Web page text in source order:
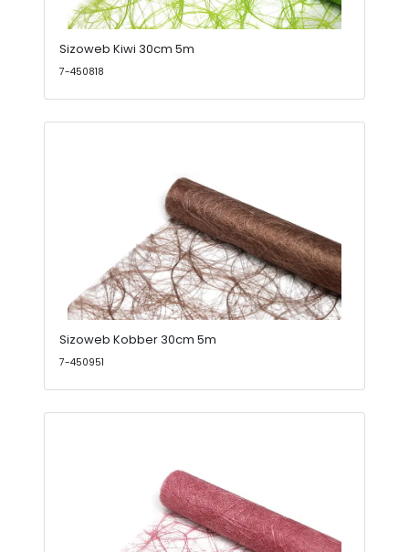
Sizoweb Kiwi 30cm 5m
7-450818
Sizoweb Kobber 30cm 5m
7-450951